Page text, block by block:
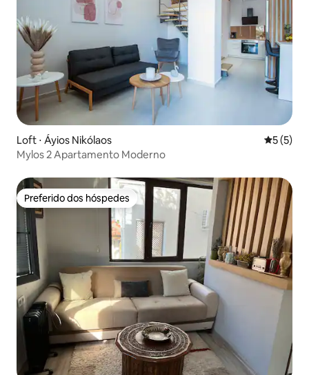
Loft ⋅ Áyios Nikólaos 5 de
5 (5)
Mylos 2 Apartamento Moderno
Preferido dos hóspedes
Preferido dos hóspedes